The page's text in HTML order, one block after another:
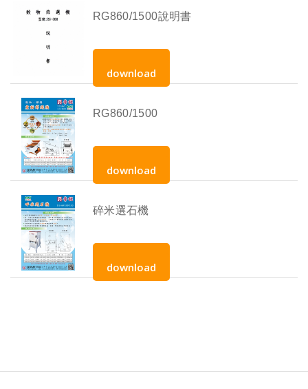
RG860/1500說明書
download
RG860/1500
download
碎米選石機
download